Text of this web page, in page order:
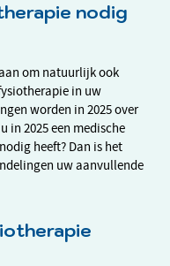
nodig
om natuurlijk ook
in uw
worden in 2025 over
in 2025 een medische
heeft? Dan is het
uw aanvullende